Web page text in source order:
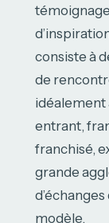
consiste à
de
idéalement
entrant,
franchisé,
grande
modèle.